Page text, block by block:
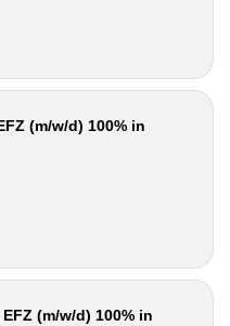
(m/w/d) 100% in
(m/w/d) 100% in